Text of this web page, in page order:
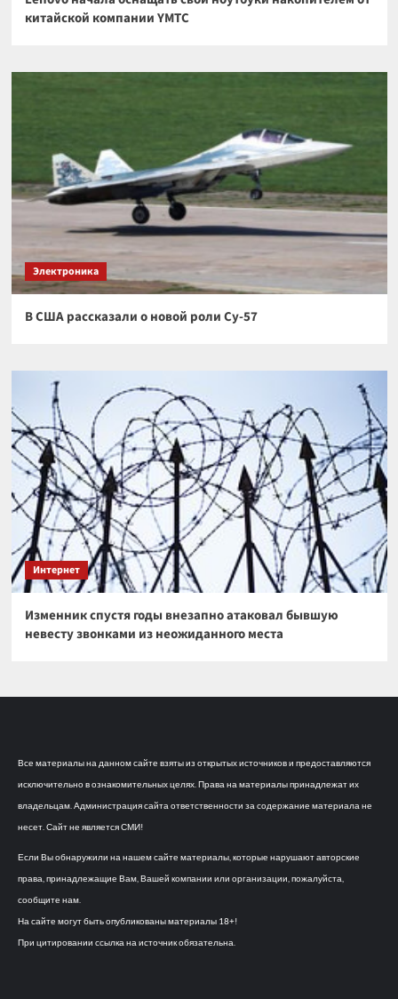
китайской компании YMTC
Электроника
В США рассказали о новой роли Су-57
Интернет
Изменник спустя годы внезапно атаковал бывшую
невесту звонками из неожиданного места
Все материалы на данном сайте взяты из открытых источников и предоставляются
исключительно в ознакомительных целях. Права на материалы принадлежат их
владельцам. Администрация сайта ответственности за содержание материала не
несет. Сайт не является СМИ!
Если Вы обнаружили на нашем сайте материалы, которые нарушают авторские
права, принадлежащие Вам, Вашей компании или организации, пожалуйста,
сообщите нам.
На сайте могут быть опубликованы материалы 18+!
При цитировании ссылка на источник обязательна.